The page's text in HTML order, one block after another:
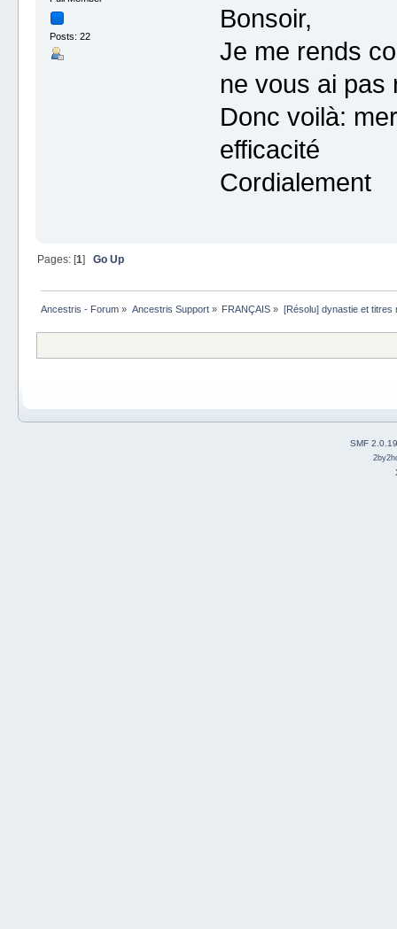
Posts: 22
Bonsoir,
Je me rends
ne vous ai pas
Donc voilà:
efficacité
Cordialement
Pages: [1] Go Up
Ancestris - Forum » Ancestris Support» FRANÇAIS » [Résolu] dynastie et titres
SMF 2.0.19